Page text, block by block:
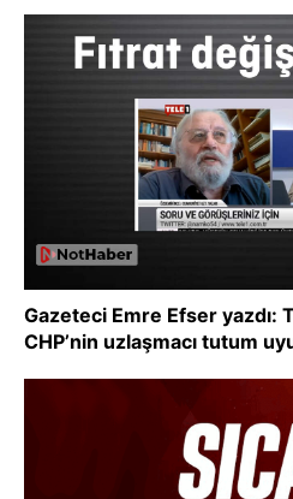
Gazeteci Emre Efser yazdı:
CHP’nin uzlaşmacı tutum